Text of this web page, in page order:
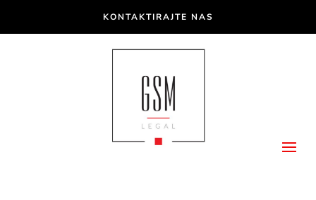
KONTAKTIRAJTE NAS